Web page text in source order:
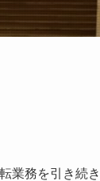
業務を引き続